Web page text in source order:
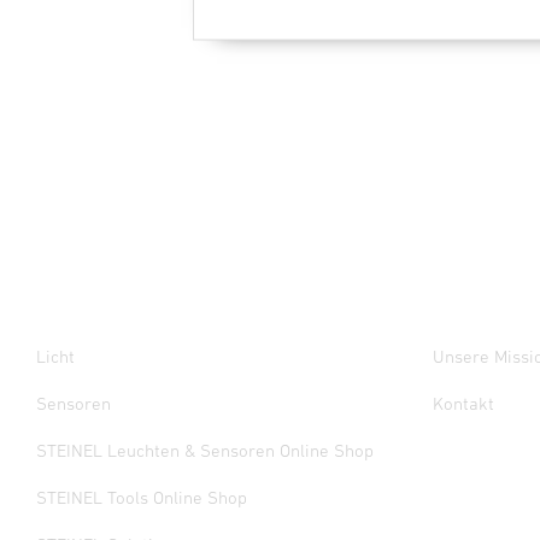
Licht
Sensoren
STEINEL Leuchten & Sensoren Online Shop
STEINEL Tools Online Shop
Unsere
Kontakt